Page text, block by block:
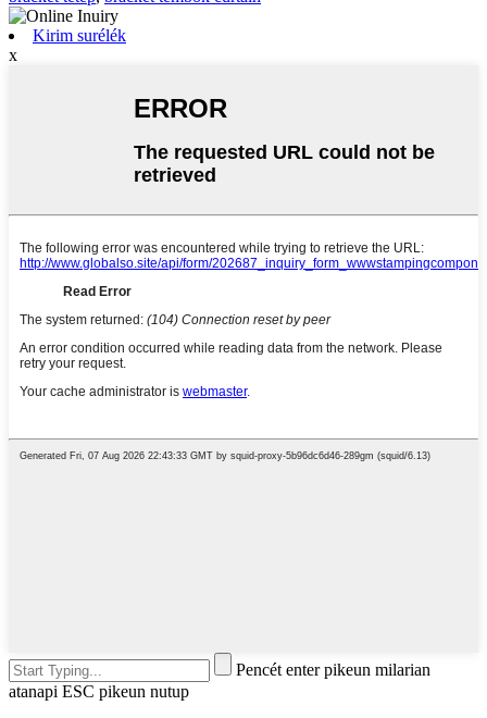
Kirim surélék
x
Pencét enter pikeun milarian
atanapi ESC pikeun nutup